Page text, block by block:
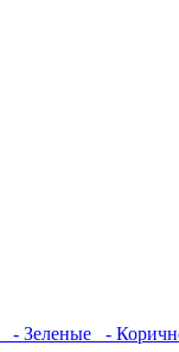
- Зеленые -